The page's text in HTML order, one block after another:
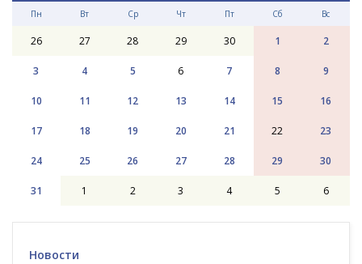
Пн Вт Ср Чт Пт Сб Вс
26 27 28 29 30 1 2
3 4 5 6 7 8 9
10 11 12 13 14 15 16
17 18 19 20 21 22 23
24 25 26 27 28 29 30
31 1 2 3 4 5 6
Новости